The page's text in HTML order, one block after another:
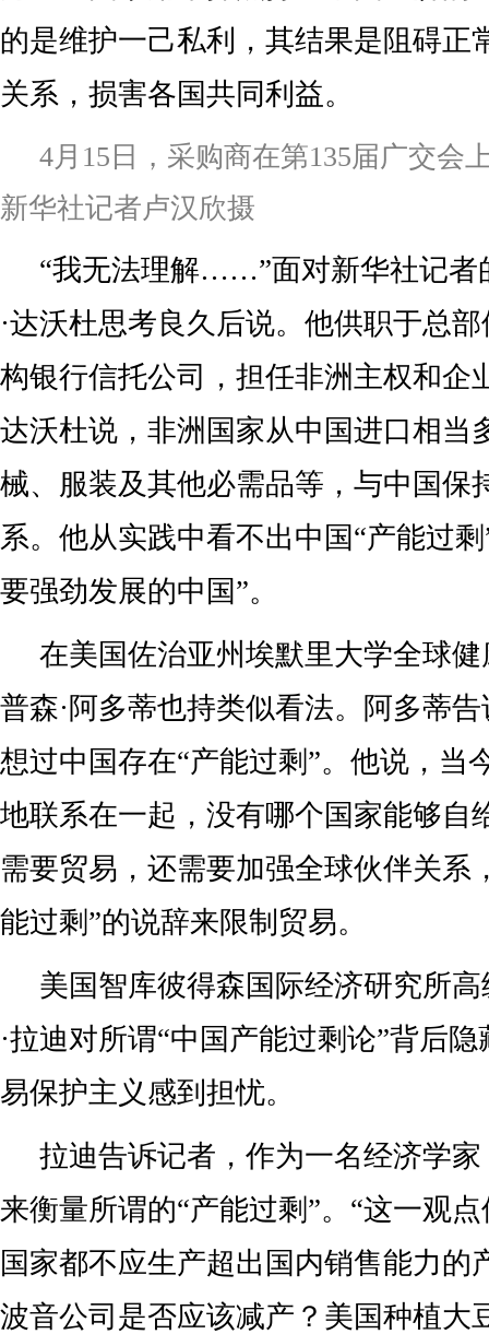
的是维护一己私利，其结果是阻碍正
关系，损害各国共同利益。
4月15日，采购商在第135届广交会
新华社记者卢汉欣摄
“我无法理解……”面对新华社记者
·达沃杜思考良久后说。他供职于总
构银行信托公司，担任非洲主权和企
达沃杜说，非洲国家从中国进口相当
械、服装及其他必需品等，与中国保
系。他从实践中看不出中国“产能过
要强劲发展的中国”。
在美国佐治亚州埃默里大学全球
普森·阿多蒂也持类似看法。阿多蒂
想过中国存在“产能过剩”。他说，当
地联系在一起，没有哪个国家能够自
需要贸易，还需要加强全球伙伴关系
能过剩”的说辞来限制贸易。
美国智库彼得森国际经济研究所
·拉迪对所谓“中国产能过剩论”背后
易保护主义感到担忧。
拉迪告诉记者，作为一名经济学
来衡量所谓的“产能过剩”。“这一观
国家都不应生产超出国内销售能力的
波音公司是否应该减产？美国种植大